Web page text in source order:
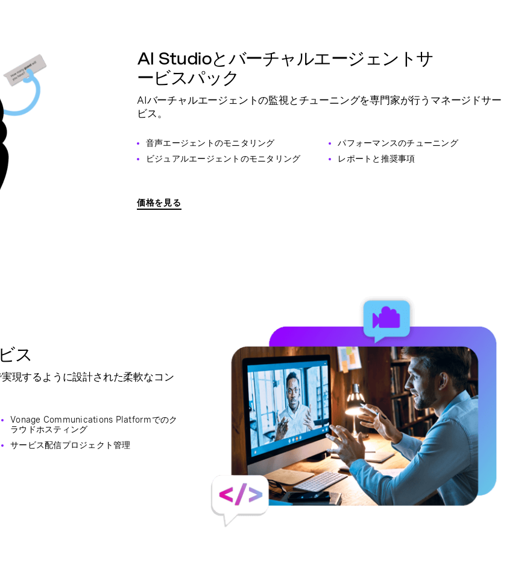
AI Studioとバーチャルエージェントサ
ービスパック
AIバーチャルエージェントの監視とチューニングを専門家が行うマネージドサー
ビス。
音声エージェントのモニタリング
ビジュアルエージェントのモニタリング
パフォーマンスのチューニング
レポートと推奨事項
価格を見る
ス
現するように設計された柔軟なコン
Vonage Communications Platformでのク
ラウドホスティング
サービス配信プロジェクト管理